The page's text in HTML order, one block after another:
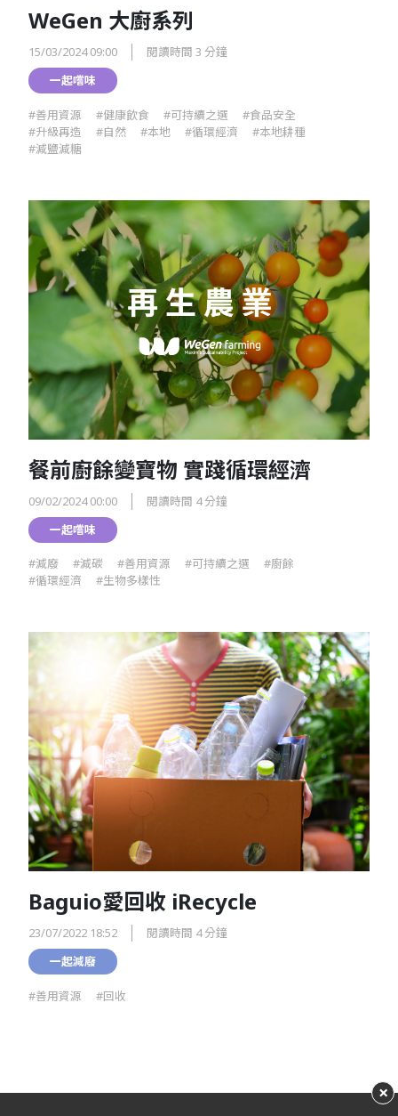
×
WeGen 大廚系列
15/03/2024 09:00
閱讀時間 3 分鐘
一起嚐味
#善用資源 #健康飲食 #可持續之選
#食品安全
#升級再造
#自然 #本地 #循環經濟
#本地耕種
#減鹽減糖
餐前廚餘變寶物 實踐循環經濟
09/02/2024 00:00
閱讀時間 4 分鐘
一起嚐味
#減廢 #減碳 #善用資源 #可持續之選
#廚餘
#循環經濟
#生物多樣性
Baguio愛回收 iRecycle
23/07/2022 18:52
閱讀時間 4 分鐘
一起減廢
#善用資源 #回收